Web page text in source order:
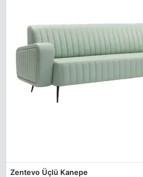
Zentevo Üçlü Kanepe